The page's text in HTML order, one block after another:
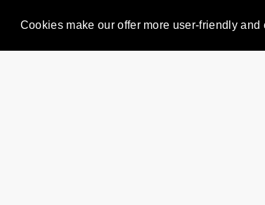
Cookies make our offer more user-friendly